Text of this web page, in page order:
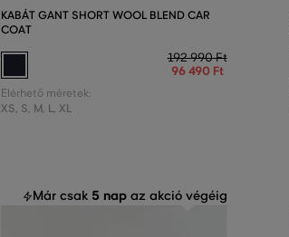
KABÁT GANT SHORT WOOL BLEND CAR
COAT
192 990 Ft
96 490 Ft
Elérhető méretek:
XS, S, M, L, XL
Már csak 5 napaz akció végéig